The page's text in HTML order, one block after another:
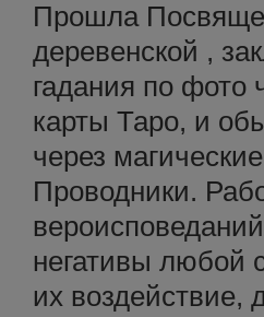
Прошла
деревенской ,
гадания по фото
карты Таро, и
через
Проводники.
негативы любой
их воздействие,